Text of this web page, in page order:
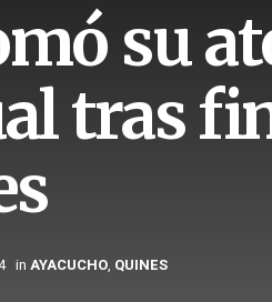
su
tras
in AYACUCHO, QUINES